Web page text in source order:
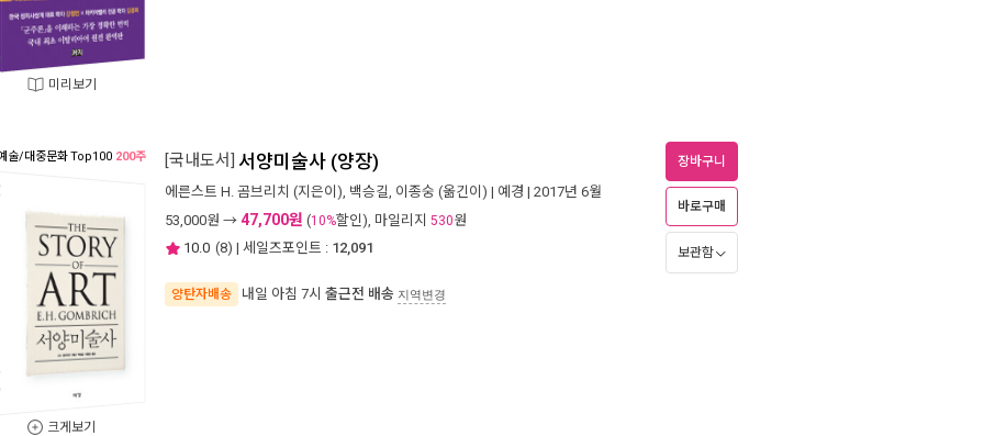
미리보기
술/대중문화Top100 200주
크게보기
[국내도서] 서양미술사 (양장)
에른스트 H. 곰브리치 (지은이), 백승길, 이종숭 (옮긴이) | 예경 | 2017년 6월
53,000원 → 47,700원 (10%할인), 마일리지 530원
10.0 (8) | 세일즈포인트 : 12,091
양탄자배송 내일 아침 7시 출근전 배송 지역변경
장바구니
바로구매
보관함